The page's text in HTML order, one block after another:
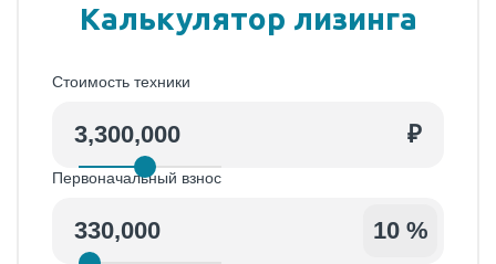
Калькулятор лизинга
Стоимость техники
₽
Первоначальный взнос
330,000 %